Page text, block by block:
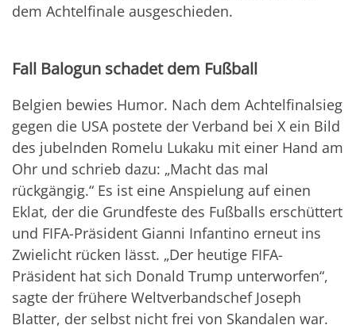
dem Achtelfinale ausgeschieden.
Fall Balogun schadet dem Fußball
Belgien bewies Humor. Nach dem Achtelfinalsieg
gegen die USA postete der Verband bei X ein Bild
des jubelnden Romelu Lukaku mit einer Hand am
Ohr und schrieb dazu: „Macht das mal
rückgängig.“ Es ist eine Anspielung auf einen
Eklat, der die Grundfeste des Fußballs erschüttert
und FIFA-Präsident Gianni Infantino erneut ins
Zwielicht rücken lässt. „Der heutige FIFA-
Präsident hat sich Donald Trump unterworfen“,
sagte der frühere Weltverbandschef Joseph
Blatter, der selbst nicht frei von Skandalen war.